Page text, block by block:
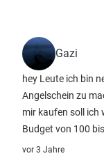
Gazi
hey Leute ich bin
Angelschein zu
mir kaufen soll ich
Budget von 100
vor 3 Jahre